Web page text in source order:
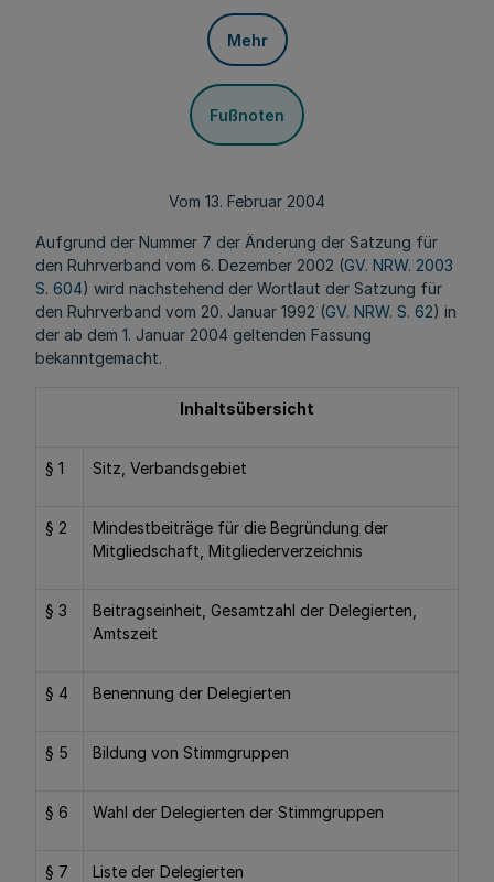
Mehr
Fußnoten
Vom 13. Februar 2004
Aufgrund der Nummer 7 der Änderung der Satzung für
den Ruhrverband vom 6. Dezember 2002 (GV. NRW. 2003
S. 604) wird nachstehend der Wortlaut der Satzung für
den Ruhrverband vom 20. Januar 1992 (GV. NRW. S. 62) in
der ab dem 1. Januar 2004 geltenden Fassung
bekanntgemacht.
Inhaltsübersicht
§ 1 Sitz, Verbandsgebiet
§ 2
Mindestbeiträge für die Begründung der
Mitgliedschaft, Mitgliederverzeichnis
§ 3
Beitragseinheit, Gesamtzahl der Delegierten,
Amtszeit
§ 4 Benennung der Delegierten
§ 5 Bildung von Stimmgruppen
§ 6 Wahl der Delegierten der Stimmgruppen
§ 7 Liste der Delegierten